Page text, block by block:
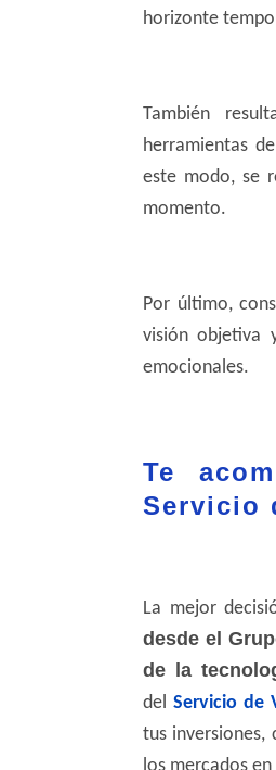
horizonte
También
herramientas
este modo, se
momento.
Por último,
visión objetiva
emocionales.
Te
Servicio
La mejor
desde el
de la
del Servicio de
tus inversiones,